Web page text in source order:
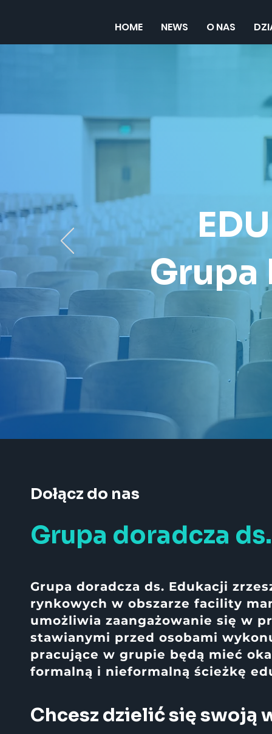
HOME NEWS O NAS
Grupa
Dołącz do nas
Grupa doradcza
Grupa doradcza ds. Edukacji
rynkowych w obszarze facility
umożliwia zaangażowanie się w
stawianymi przed osobami
pracujące w grupie będą mieć
formalną i nieformalną ścieżkę
Chcesz dzielić się swoją